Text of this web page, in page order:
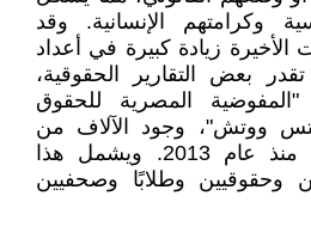
وكرامتهم الإنسانية. وقد
زيادة كبيرة في أعداد
بعض التقارير الحقوقية،
"المفوضية المصرية للحقوق
ووتش"، وجود الآلاف من
حالات الاختفاء القسري منذ عام 2013. ويشمل هذا
وحقوقيين وطلابًا وصحفيين